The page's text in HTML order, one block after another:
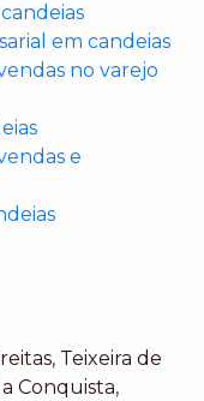
em candeias
no varejo
e
, Teixeira de
Conquista,